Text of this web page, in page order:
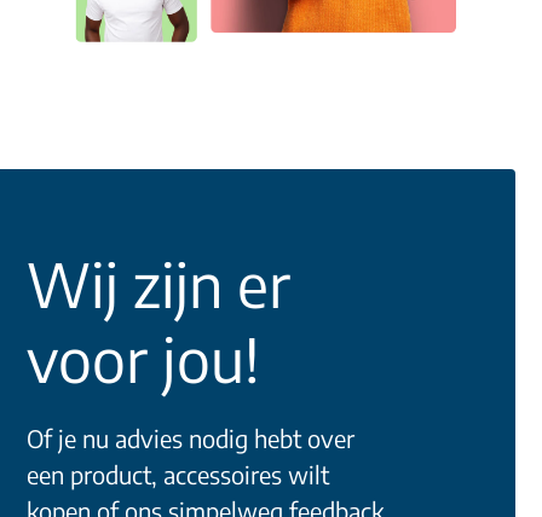
Wij zijn er
voor jou!
Of je nu advies nodig hebt over
een product, accessoires wilt
kopen of ons simpelweg feedback